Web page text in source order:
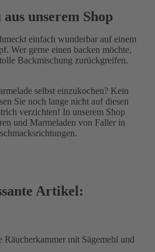
aus unserem Shop
einfach wunderbar auf einem
Wer gerne einen backen möchte,
Backmischung zurückgreifen.
selbst einzukochen? Kein
Sie noch lange nicht auf diesen
verzichten! In unserem Shop
und Marmeladen von Faller in
Artikel: